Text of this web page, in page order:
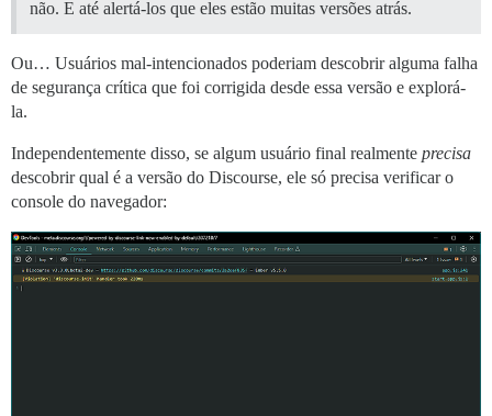
não. E até alertá-los que eles estão muitas versões atrás.
Ou… Usuários mal-intencionados poderiam descobrir alguma falha
de segurança crítica que foi corrigida desde essa versão e explorá-
la.
Independentemente disso, se algum usuário final realmente precisa
descobrir qual é a versão do Discourse, ele só precisa verificar o
console do navegador: